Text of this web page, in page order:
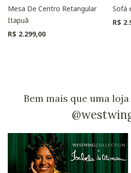
Mesa De Centro Retangular
Itapuã
R$ 2.299,00
Sofá
R$
Bem mais que uma